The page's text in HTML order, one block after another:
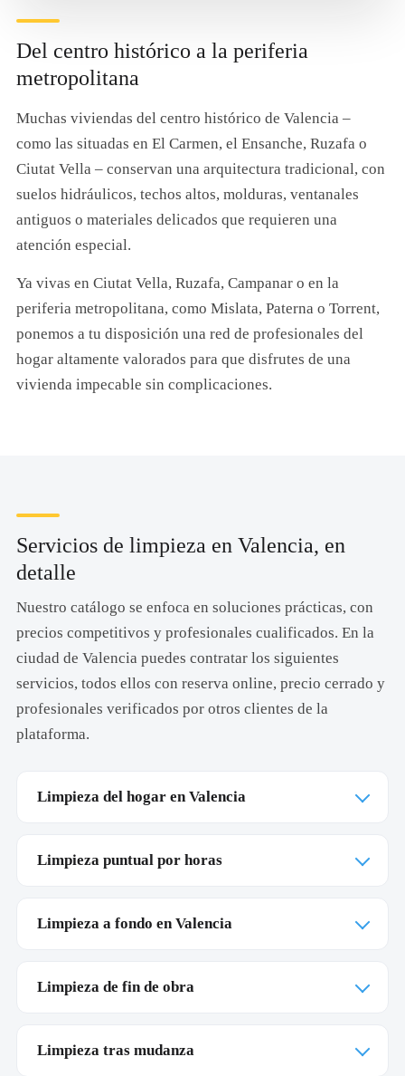
Del centro histórico a la periferia
metropolitana
Muchas viviendas del centro histórico de Valencia –
como las situadas en El Carmen, el Ensanche, Ruzafa o
Ciutat Vella – conservan una arquitectura tradicional, con
suelos hidráulicos, techos altos, molduras, ventanales
antiguos o materiales delicados que requieren una
atención especial.
Ya vivas en Ciutat Vella, Ruzafa, Campanar o en la
periferia metropolitana, como Mislata, Paterna o Torrent,
ponemos a tu disposición una red de profesionales del
hogar altamente valorados para que disfrutes de una
vivienda impecable sin complicaciones.
Servicios de limpieza en Valencia, en
detalle
Nuestro catálogo se enfoca en soluciones prácticas, con
precios competitivos y profesionales cualificados. En la
ciudad de Valencia puedes contratar los siguientes
servicios, todos ellos con reserva online, precio cerrado y
profesionales verificados por otros clientes de la
plataforma.
Limpieza del hogar en Valencia
Limpieza puntual por horas
Limpieza a fondo en Valencia
Limpieza de fin de obra
Limpieza tras mudanza